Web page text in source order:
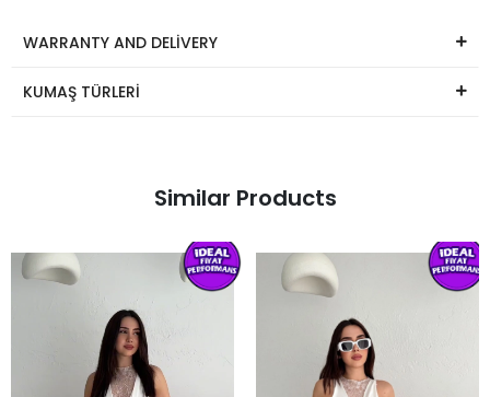
WARRANTY AND DELİVERY
KUMAŞ TÜRLERİ
Similar Products